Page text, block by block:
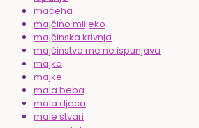
maćeha
majčino mlijeko
majčinska krivnja
majčinstvo me ne ispunjava
majka
majke
mala beba
mala djeca
male stvari